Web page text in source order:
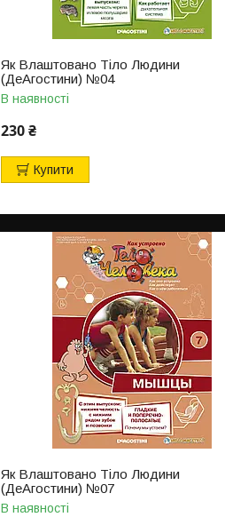
Як Влаштовано Тіло Людини
(ДеАгостини) №04
В наявності
230 ₴
Купити
Як Влаштовано Тіло Людини
(ДеАгостини) №07
В наявності